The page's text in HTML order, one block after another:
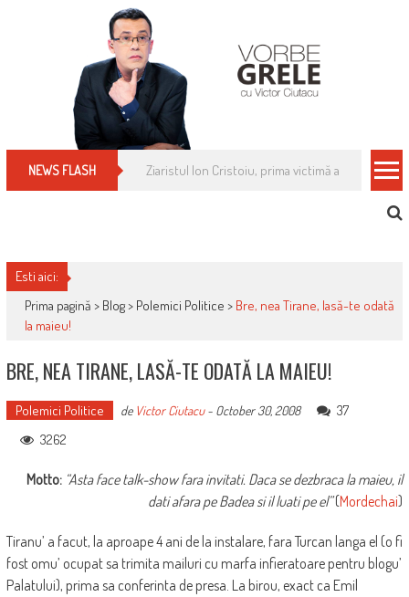
NEWS FLASH Cum îți schimbi, rapid, gratuit și eficient,
Esti aici:
Prima pagină > Blog> Polemici Politice > Bre, nea Tirane, lasă-te odată
la maieu!
BRE, NEA TIRANE, LASĂ-TE ODATĂ LA MAIEU!
Polemici Politice de Victor Ciutacu- October 30, 2008
37
3262
Motto: “Asta face talk-show fara invitati. Daca se dezbraca la maieu, il
dati afara pe Badea si il luati pe el”(Mordechai)
Tiranu’ a facut, la aproape 4 ani de la instalare, fara Turcan langa el (o fi
fost omu’ ocupat sa trimita mailuri cu marfa infieratoare pentru blogu’
Palatului), prima sa conferinta de presa. La birou, exact ca Emil